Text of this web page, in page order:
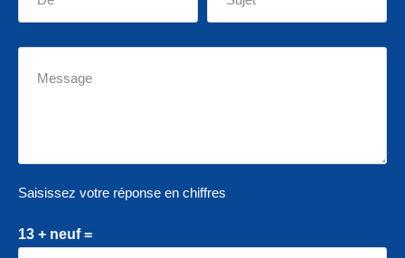
Saisissez votre réponse en chiffres
13 + neuf =